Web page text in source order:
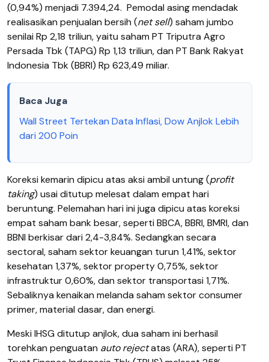
(0,94%) menjadi 7.394,24. Pemodal asing mendadak
realisasikan penjualan bersih (net sell) saham jumbo
senilai Rp 2,18 triliun, yaitu saham PT Triputra Agro
Persada Tbk (TAPG) Rp 1,13 triliun, dan PT Bank Rakyat
Indonesia Tbk (BBRI) Rp 623,49 miliar.
Baca Juga
Wall Street Tertekan Data Inflasi, Dow Anjlok Lebih
dari 200 Poin
Koreksi kemarin dipicu atas aksi ambil untung (profit
taking) usai ditutup melesat dalam empat hari
beruntung. Pelemahan hari ini juga dipicu atas koreksi
empat saham bank besar, seperti BBCA, BBRI, BMRI, dan
BBNI berkisar dari 2,4-3,84%. Sedangkan secara
sectoral, saham sektor keuangan turun 1,41%, sektor
kesehatan 1,37%, sektor property 0,75%, sektor
infrastruktur 0,60%, dan sektor transportasi 1,71%.
Sebaliknya kenaikan melanda saham sektor consumer
primer, material dasar, dan energi.
Meski IHSG ditutup anjlok, dua saham ini berhasil
torehkan penguatan auto rejectatas (ARA), seperti PT